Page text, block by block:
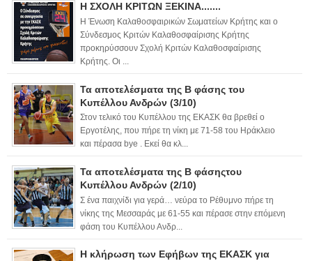
Η ΣΧΟΛΗ ΚΡΙΤΩΝ ΞΕΚΙΝΑ.......
Η Ένωση Καλαθοσφαιρικών Σωματείων Κρήτης και ο
Σύνδεσμος Κριτών Καλαθοσφαίρισης Κρήτης
προκηρύσσουν Σχολή Κριτών Καλαθοσφαίρισης
Κρήτης. Οι ...
Τα αποτελέσματα της Β φάσης του
Κυπέλλου Ανδρών (3/10)
Στον τελικό του Κυπέλλου της ΕΚΑΣΚ θα βρεθεί ο
Εργοτέλης, που πήρε τη νίκη με 71-58 του Ηράκλειο
και πέρασα bye . Εκεί θα κλ...
Τα αποτελέσματα της Β φάσηςτου
Κυπέλλου Ανδρών (2/10)
Σ ένα παιχνίδι για γερά… νεύρα το Ρέθυμνο πήρε τη
νίκης της Μεσσαράς με 61-55 και πέρασε στην επόμενη
φάση του Κυπέλλου Ανδρ...
Η κλήρωση των Εφήβων της ΕΚΑΣΚ για